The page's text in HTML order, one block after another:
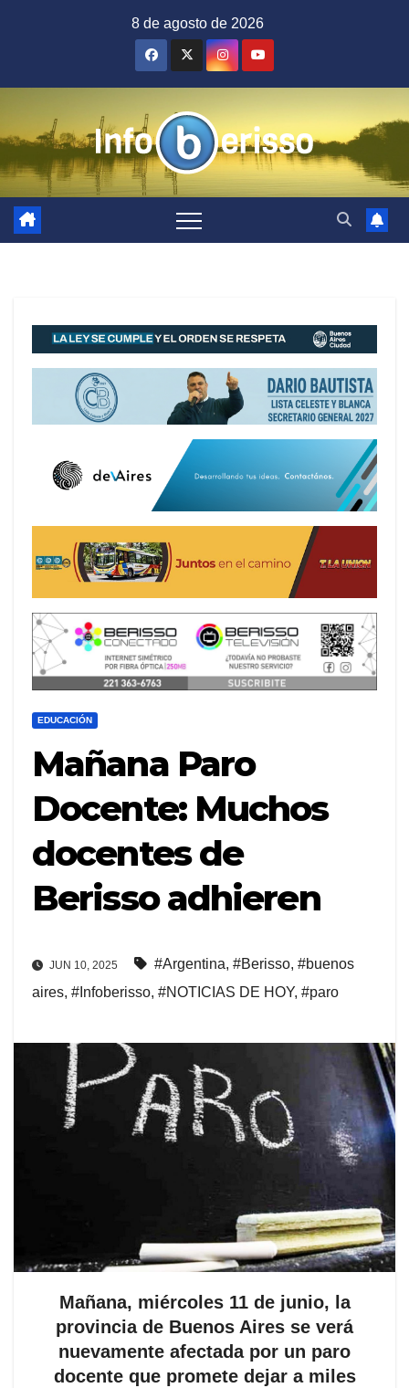
8 de agosto de 2026
EDUCACIÓN
Mañana Paro
Docente: Muchos
docentes de
Berisso adhieren
JUN 10, 2025 #Argentina, #Berisso, #buenos
aires, #Infoberisso, #NOTICIAS DE HOY, #paro
Mañana, miércoles 11 de junio, la
provincia de Buenos Aires se verá
nuevamente afectada por un paro
docente que promete dejar a miles